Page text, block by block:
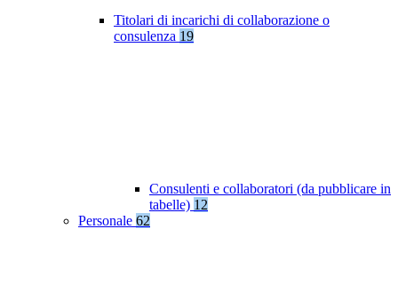
Titolari di incarichi di collaborazione o
consulenza 19
Consulenti e collaboratori (da pubblicare in
tabelle) 12
Personale 62